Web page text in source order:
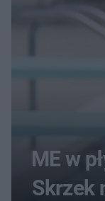
ME w
Skrzek